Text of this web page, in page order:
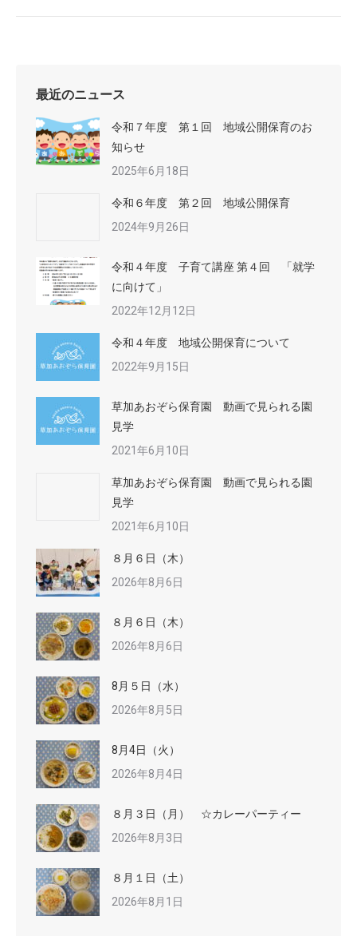
最近のニュース
令和７年度 第１回 地域公開保育のお
知らせ
2025年6月18日
令和６年度 第２回 地域公開保育
2024年9月26日
令和４年度 子育て講座 第４回 「就学
に向けて」
2022年12月12日
令和４年度 地域公開保育について
2022年9月15日
草加あおぞら保育園 動画で見られる園
見学
2021年6月10日
草加あおぞら保育園 動画で見られる園
見学
2021年6月10日
８月６日（木）
2026年8月6日
８月６日（木）
2026年8月6日
8月５日（水）
2026年8月5日
8月4日（火）
2026年8月4日
８月３日（月） ☆カレーパーティー
2026年8月3日
８月１日（土）
2026年8月1日